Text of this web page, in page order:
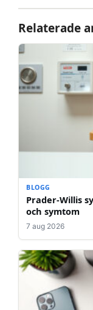
Relaterade
BLOGG
Prader-Willis
och symtom
7 aug 2026